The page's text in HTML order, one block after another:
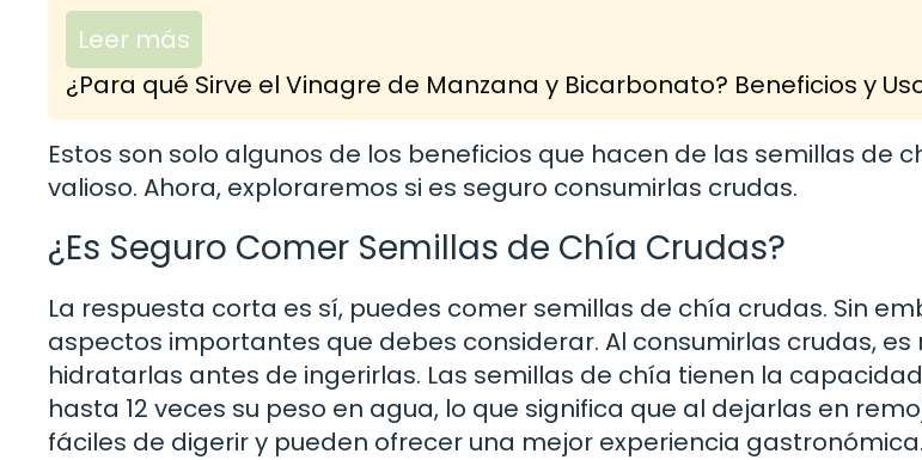
Leer más
¿Para qué Sirve el Vinagre de Manzana y Bicarbonato? Beneficios y
Estos son solo algunos de los beneficios que hacen de las semillas de
valioso. Ahora, exploraremos si es seguro consumirlas crudas.
¿Es Seguro Comer Semillas de Chía Crudas?
La respuesta corta es sí, puedes comer semillas de chía crudas. Sin
aspectos importantes que debes considerar. Al consumirlas crudas,
hidratarlas antes de ingerirlas. Las semillas de chía tienen la
hasta 12 veces su peso en agua, lo que significa que al dejarlas en
fáciles de digerir y pueden ofrecer una mejor experiencia gastronómica.